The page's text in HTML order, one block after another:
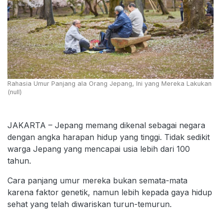
Rahasia Umur Panjang ala Orang Jepang, Ini yang Mereka Lakukan
(null)
JAKARTA – Jepang memang dikenal sebagai negara
dengan angka harapan hidup yang tinggi. Tidak sedikit
warga Jepang yang mencapai usia lebih dari 100
tahun.
Cara panjang umur mereka bukan semata-mata
karena faktor genetik, namun lebih kepada gaya hidup
sehat yang telah diwariskan turun-temurun.